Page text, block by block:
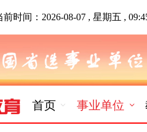
时间： 2026-08-07 , 星期五 ,
首页 事业单位